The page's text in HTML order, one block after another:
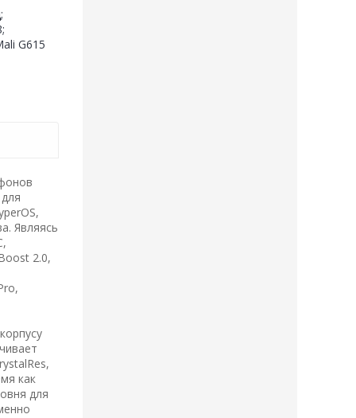
G615
Являясь
2.0,
как
для